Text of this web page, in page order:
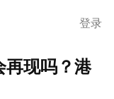
登录
再现吗？港